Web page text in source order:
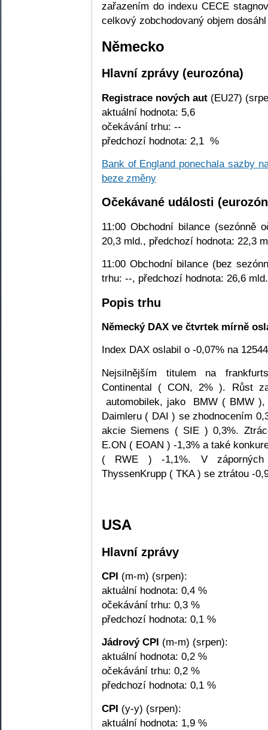
zařazením do indexu CECE
celkový zobchodovaný objem
Německo
Hlavní zprávy (eurozóna)
Registrace nových aut (EU27)
aktuální hodnota: 5,6
očekávání trhu: --
předchozí hodnota: 2,1 %
Bank of England ponechala sazby
beze změny
Očekávané události
11:00 Obchodní bilance (sezónně
20,3 mld., předchozí hodnota: 22,3
11:00 Obchodní bilance (bez
trhu: --, předchozí hodnota: 26,6 mld.
Popis trhu
Německý DAX ve čtvrtek mírně
Index DAX oslabil o -0,07% na
Nejsilnějším titulem na
Continental ( CON, 2% ). Růst
automobilek, jako BMW ( BMW
Daimleru ( DAI ) se zhodnocením
akcie Siemens ( SIE ) 0,3%.
E.ON ( EOAN ) -1,3% a také
( RWE ) -1,1%. V záporných
ThyssenKrupp ( TKA ) se ztrátou -
USA
Hlavní zprávy
CPI (m-m) (srpen):
aktuální hodnota: 0,4 %
očekávání trhu: 0,3 %
předchozí hodnota: 0,1 %
Jádrový CPI (m-m) (srpen):
aktuální hodnota: 0,2 %
očekávání trhu: 0,2 %
předchozí hodnota: 0,1 %
CPI (y-y) (srpen):
aktuální hodnota: 1,9 %